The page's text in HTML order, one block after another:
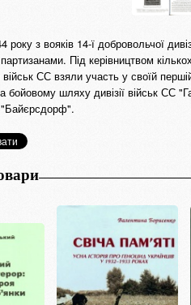
з вояків 14-ї добровольчої
Під керівництвом
СС взяли участь у своїй
бойовому шляху дивізії військ СС
"Байєрсдорф".